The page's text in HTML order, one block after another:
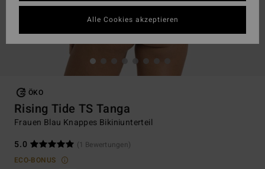
ÖKO
Rising Tide TS Tanga
Frauen Blau Knappes Bikiniunterteil
5.0
(1 Bewertungen)
ECO-BONUS
Alle Cookies akzeptieren